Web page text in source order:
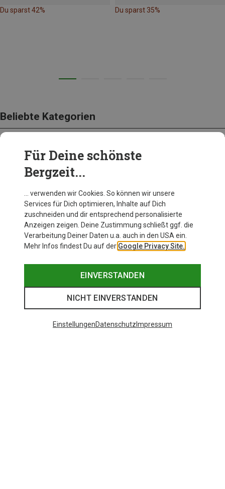
Du sparst 42% Du sparst 35%
Beliebte Kategorien
BEKLEIDUNG
Für Deine schönste
Bergzeit...
… verwenden wir Cookies. So können wir unsere
Services für Dich optimieren, Inhalte auf Dich
zuschneiden und dir entsprechend personalisierte
Anzeigen zeigen. Deine Zustimmung schließt ggf. die
Verarbeitung Deiner Daten u.a. auch in den USA ein.
Mehr Infos findest Du auf der Google Privacy Site.
EINVERSTANDEN
NICHT EINVERSTANDEN
EinstellungenDatenschutz Impressum